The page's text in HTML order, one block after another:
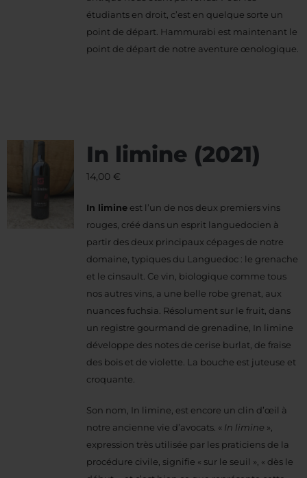
étudiants en droit, c’est en quelque sorte un
point de départ. Hammurabi est maintenant le
point de départ de notre aventure œnologique.
In limine (2021)
14,00 €
In limineest l’un de nos deux premiers vins
rouges, créé dans un esprit languedocien à
partir des deux principaux cépages de notre
domaine, typiques du Languedoc : le grenache
et le cinsault. Ce vin, biologique comme tous
nos autres vins, a une belle robe grenat, aux
nuances fuchsia. Résolument sur le fruit, dans
un registre gourmand de grenadine, In limine
développe des notes de cerise burlat, de fraise
des bois et de violette. La bouche est juteuse et
croquante.
Son nom, In limine, est encore un clin d’œil à
notre ancienne vie d’avocats. « In limine »,
expression très utilisée par les praticiens de la
procédure civile, signifie « sur le seuil », « dès le